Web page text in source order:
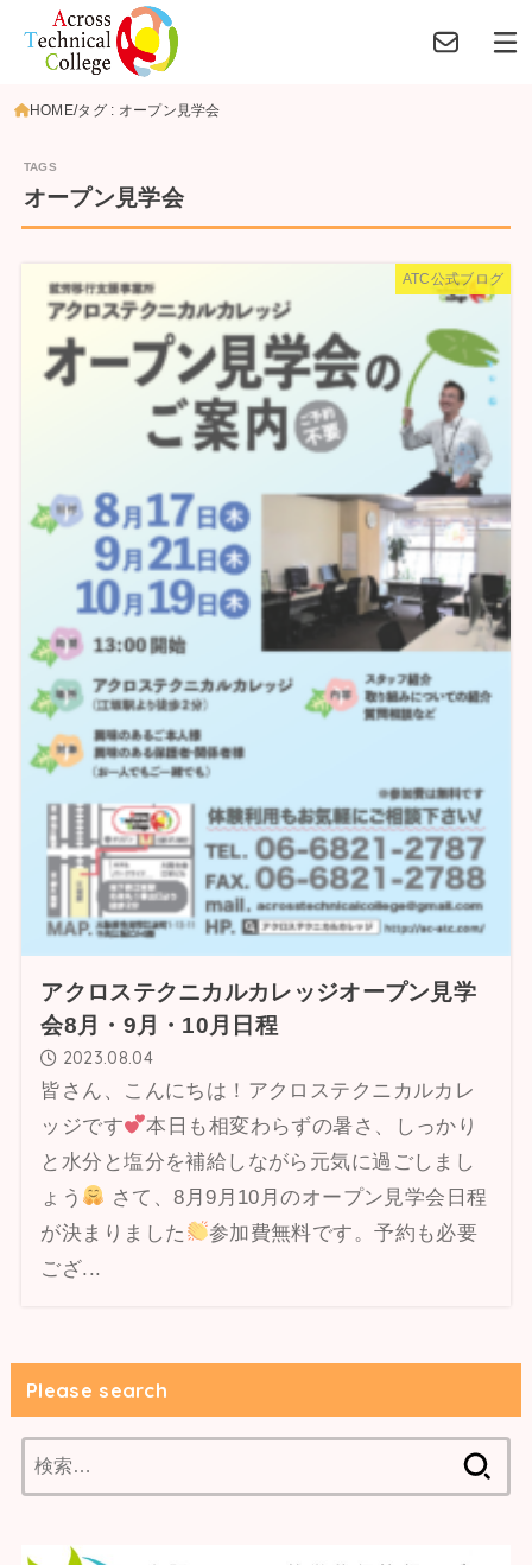
HOME タグ : オープン見学会
オープン見学会
ATC公式ブログ
アクロステクニカルカレッジオープン見学
会8月・9月・10月日程
2023.08.04
皆さん、こんにちは！アクロステクニカルカレ
ッジです
本日も相変わらずの暑さ、しっかり
と水分と塩分を補給しながら元気に過ごしまし
ょう
さて、8月9月10月のオープン見学会日程
が決まりました
参加費無料です。予約も必要
ござ...
Please search
索: